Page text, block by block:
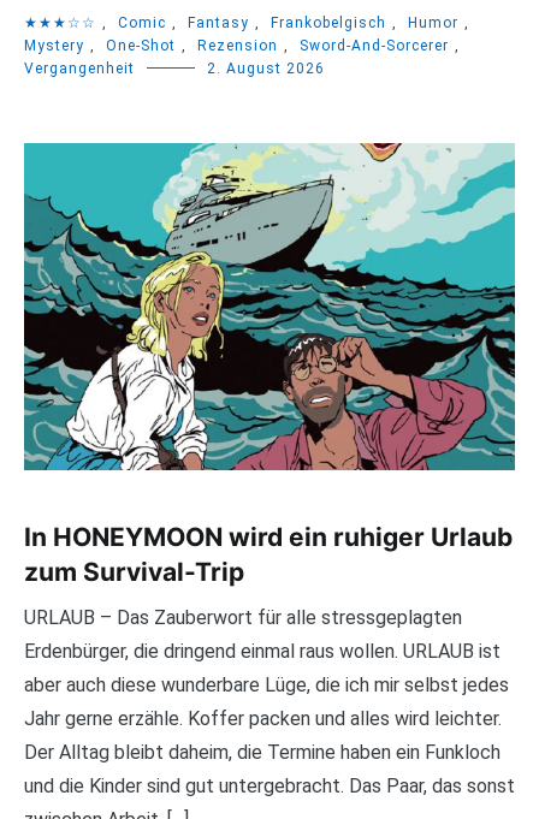
★★★☆☆ Comic Fantasy Frankobelgisch Humor
Mystery
One-Shot Rezension Sword-And-Sorcerer
Vergangenheit
2. August 2026
In HONEYMOON wird ein ruhiger Urlaub
zum Survival-Trip
URLAUB – Das Zauberwort für alle stressgeplagten
Erdenbürger, die dringend einmal raus wollen. URLAUB ist
aber auch diese wunderbare Lüge, die ich mir selbst jedes
Jahr gerne erzähle. Koffer packen und alles wird leichter.
Der Alltag bleibt daheim, die Termine haben ein Funkloch
und die Kinder sind gut untergebracht. Das Paar, das sonst